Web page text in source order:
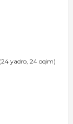
yadro, 24 oqim)